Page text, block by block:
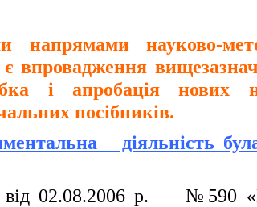
напрямами науково-
впровадження
і апробація нових
посібників.
діяльність
02.08.2006 р. №590